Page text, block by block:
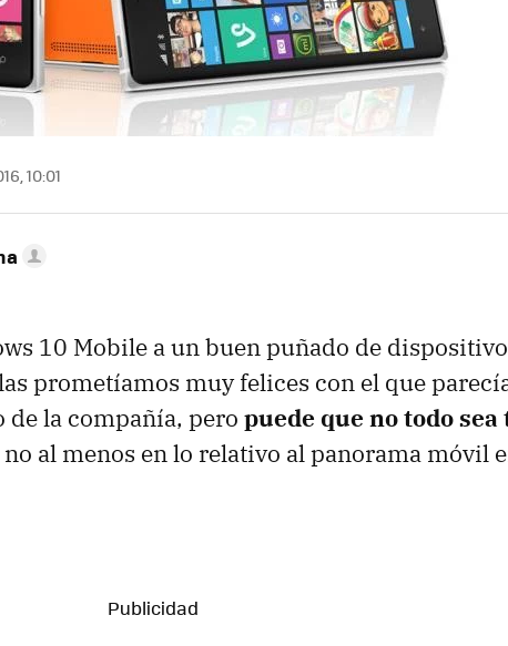
10:01
10 Mobile a un buen puñado de
prometíamos muy felices con el que
la compañía, pero puede que no todo sea
no al menos en lo relativo al panorama móvil